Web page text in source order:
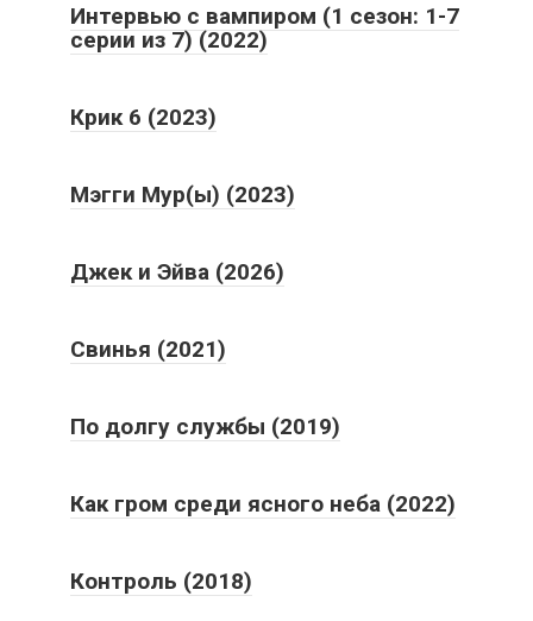
Интервью с вампиром (1 сезон: 1-7
серии из 7) (2022)
Крик 6 (2023)
Мэгги Мур(ы) (2023)
Джек и Эйва (2026)
Свинья (2021)
По долгу службы (2019)
Как гром среди ясного неба (2022)
Контроль (2018)